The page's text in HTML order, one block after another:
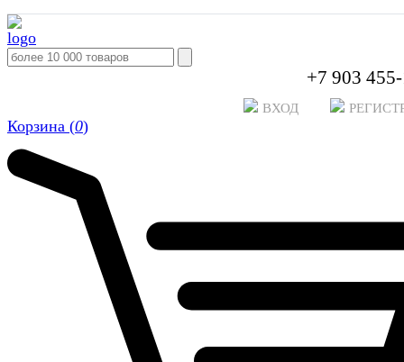
+7 903
ВХОД
Корзина (0)